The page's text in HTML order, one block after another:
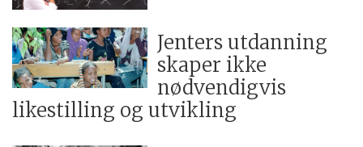
Jenters utdanning
skaper ikke
nødvendigvis
likestilling og utvikling